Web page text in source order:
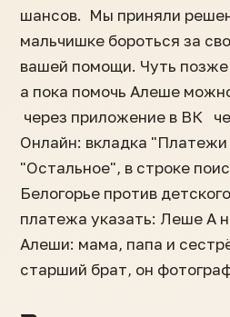
шансов. Мы приняли
мальчишке бороться за
вашей помощи. Чуть
а пока помочь Алеше
через приложение в ВК
Онлайн: вкладка
"Остальное", в строке
Белогорье против
платежа указать: Леше А
Алеши: мама, папа и
старший брат, он